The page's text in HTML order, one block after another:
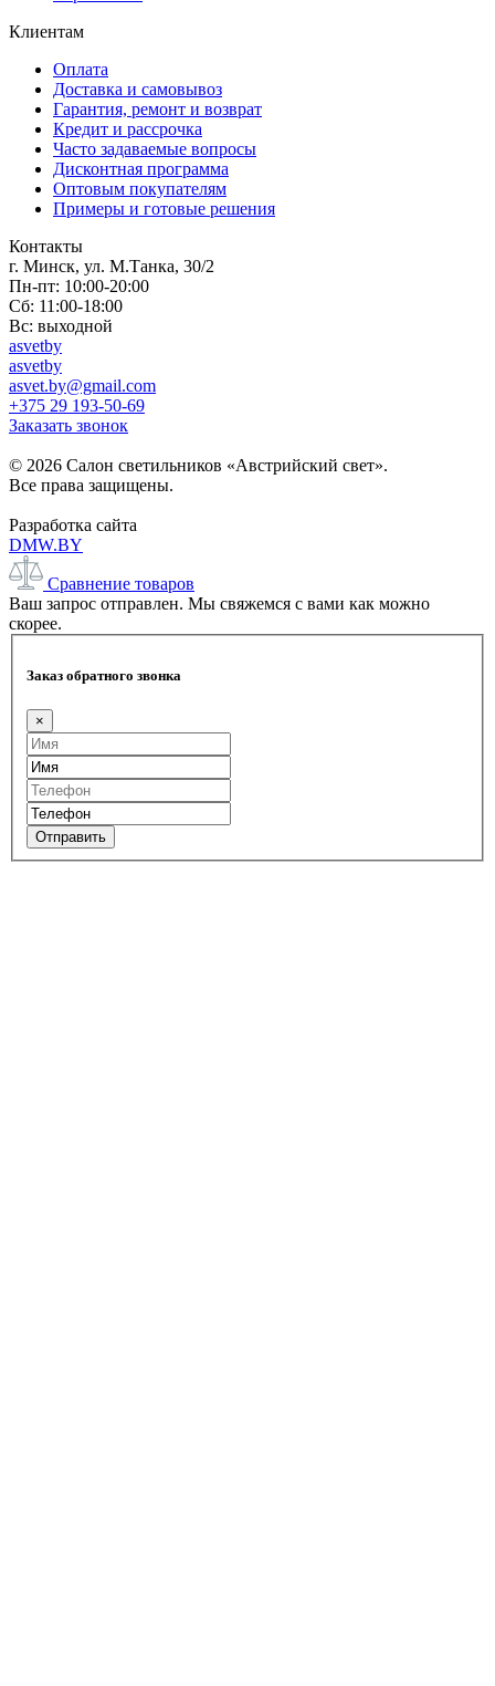
Клиентам
Оплата
Доставка и самовывоз
Гарантия, ремонт и возврат
Кредит и рассрочка
Часто задаваемые вопросы
Дисконтная программа
Оптовым покупателям
Примеры и готовые решения
Контакты
г. Минск, ул. М.Танка, 30/2
Пн-пт: 10:00-20:00
Сб: 11:00-18:00
Вс: выходной
asvetby
asvetby
asvet.by@gmail.com
+375 29 193-50-69
Заказать звонок
© 2026 Салон светильников «Австрийский свет».
Все права защищены.
Разработка сайта
DMW.BY
Сравнение товаров
Ваш запрос отправлен. Мы свяжемся с вами как можно
скорее.
Заказ обратного звонка
×
Отправить